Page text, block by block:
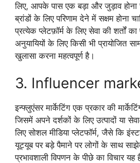
लिए, आपके पास एक बड़ा और जुड़ाव
ब्रांडों के लिए परिणाम देने में सक्षम होना
प्रत्येक प्लेटफ़ॉर्म के लिए सेवा की शर्तों
अनुयायियों के लिए किसी भी प्रायोजित
खुलासा करना महत्वपूर्ण है।
3. Influencer
इन्फ्लुएंसर मार्केटिंग एक प्रकार की
जिसमें अपने दर्शकों के लिए उत्पादों या
लिए सोशल मीडिया प्लेटफॉर्म, जैसे कि
यूट्यूब पर बड़े पैमाने पर लोगों के साथ
प्रभावशाली विपणन के पीछे का विचार यह